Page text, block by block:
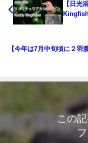
【日光
【今年は7月中旬頃に２羽
この